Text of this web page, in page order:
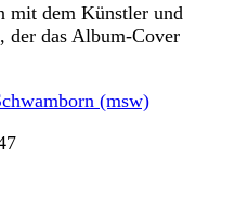
mit dem Künstler und
der das Album-Cover
(msw)